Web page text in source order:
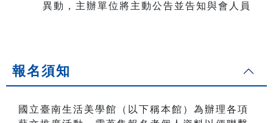
異動，主辦單位將主動公告並告知與會人員
報名須知
國立臺南生活美學館（以下稱本館）為辦理各項